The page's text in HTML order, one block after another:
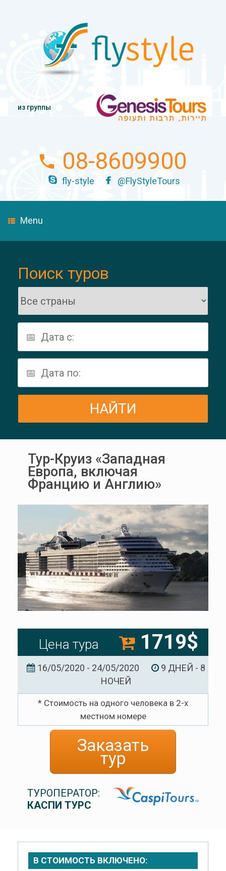
из группы
08-8609900
fly-style @FlyStyleTours
Menu
Поиск туров
Тур-Круиз «Западная
Европа, включая
Францию и Англию»
Цена тура 1719$
16/05/2020 - 24/05/2020
9 ДНЕЙ - 8
НОЧЕЙ
* Стоимость на одного человека в 2-х
местном номере
Заказать
тур
ТУРОПЕРАТОР:
КАСПИ ТУРС
В СТОИМОСТЬ ВКЛЮЧЕНО: